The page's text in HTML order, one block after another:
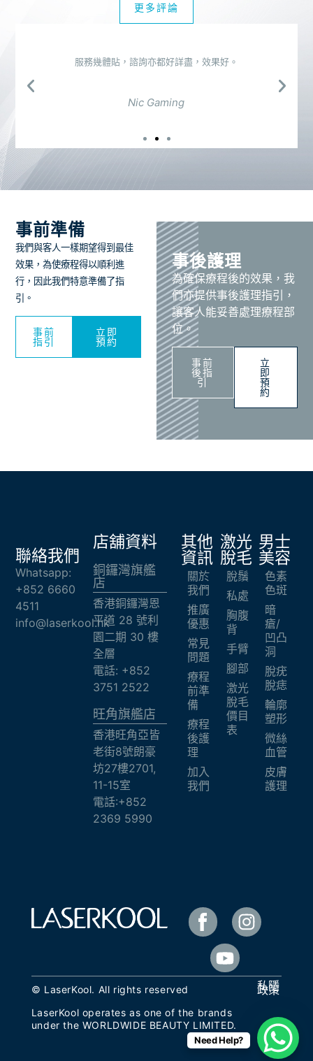
更多評論
服務幾體貼，諮詢亦都好詳盡，效果好。
Nic Gaming
事前準備
我們與客人一樣期望得到最佳
效果，為使療程得以順利進
行，因此我們特意準備了指
引。
事前
指引
立即
預約
事後護理
為確保療程後的效果，我
們亦提供事後護理指引，
讓客人能妥善處理療程部
位。
事前
後指
引
立
即
預
約
激光
脫毛
脫鬚
私處
胸腹
背
手臂
腳部
激光
脫毛
價目
表
男士
美容
色素
色斑
暗
瘡/
凹凸
洞
脫疣
脫痣
輪廓
塑形
微絲
血管
皮膚
護理
其他
資訊
關於
我們
推廣
優惠
常見
問題
療程
前準
備
療程
後護
理
加入
我們
店舖資料
銅鑼灣旗艦
店
香港銅鑼灣恩
平道 28 號利
園二期 30 樓
全層
電話: +852
3751 2522
旺角旗艦店​
香港旺角亞皆
老街8號朗豪
坊27樓2701,
11-15室
電話:+852
2369 5990
聯絡我們
Whatsapp:
+852 6660
4511
info@laserkool.hk
© LaserKool. All rights reserved
LaserKool operates as one of the brands
under the WORLDWIDE BEAUTY LIMITED.
私隱
政策
Need Help?